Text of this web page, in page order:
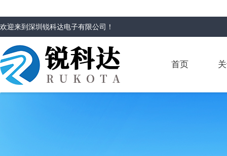
欢迎来到深圳锐科达电子有限公司 ！
首页